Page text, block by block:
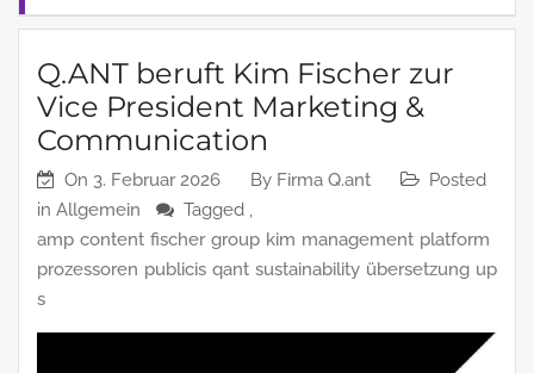
Q.ANT beruft Kim Fischer zur
Vice President Marketing &
Communication
On 3. Februar 2026 By Firma Q.ant
Posted
in Allgemein
Tagged ,
amp content fischer group kim management platform
prozessoren publicis qant sustainability übersetzung up
s